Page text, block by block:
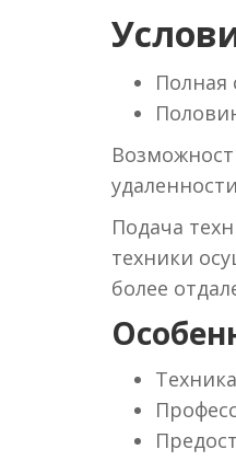
Полная
Подача
техники
более